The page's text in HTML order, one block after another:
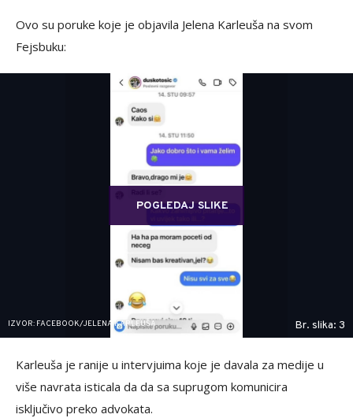
Ovo su poruke koje je objavila Jelena Karleuša na svom
Fejsbuku:
POGLEDAJ SLIKE
IZVOR: FACEBOOK/JELENA KARLEUŠA Br. slika: 3
Karleuša je ranije u intervjuima koje je davala za medije u
više navrata isticala da da sa suprugom komunicira
isključivo preko advokata.